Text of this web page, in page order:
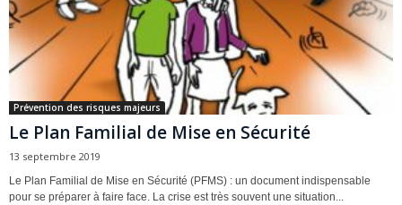
Prévention des risques majeurs
Le Plan Familial de Mise en Sécurité
13 septembre 2019
Le Plan Familial de Mise en Sécurité (PFMS) : un document indispensable
pour se préparer à faire face. La crise est très souvent une situation...